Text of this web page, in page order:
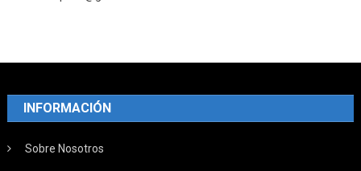
INFORMACIÓN
Sobre Nosotros